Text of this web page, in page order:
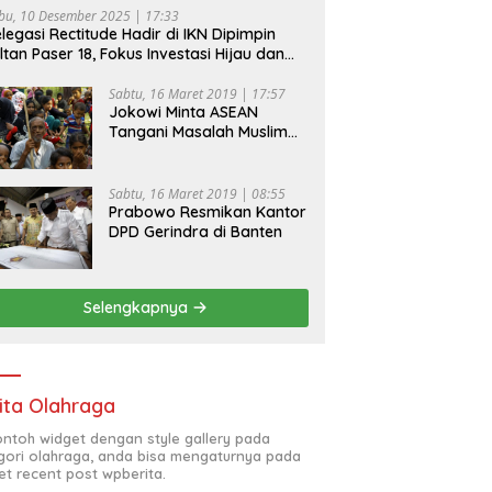
10 Desember 2025 | 17:33
Rectitude Hadir di IKN Dipimpin
Paser 18, Fokus Investasi Hijau dan
Sabtu, 16 Maret 2019 | 17:57
Jokowi Minta ASEAN
Tangani Masalah Muslim
Sabtu, 16 Maret 2019 | 08:55
Prabowo Resmikan Kantor
DPD Gerindra di Banten
Selengkapnya
Olahraga
widget dengan style gallery pada
olahraga, anda bisa mengaturnya pada
recent post wpberita.